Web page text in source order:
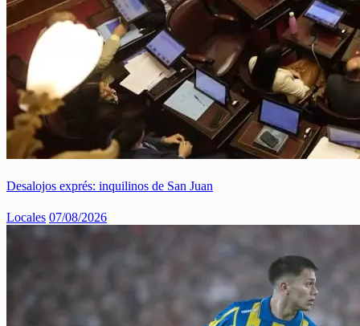
Desalojos exprés: inquilinos de San Juan
Locales 07/08/2026